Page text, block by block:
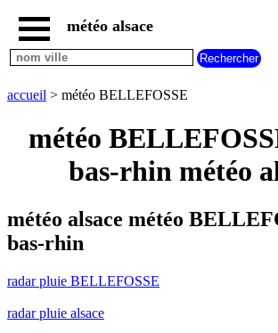
accueil
radar
BELLEFOSSE
météo
alsace
carte
météo
météo
météo alsace
accueil > météo BELLEFOSSE
météo
bas-rhin météo
météo alsace météo
bas-rhin
radar pluie BELLEFOSSE
radar pluie alsace